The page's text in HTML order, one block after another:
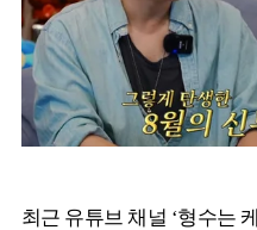
최근 유튜브 채널 ‘형수는